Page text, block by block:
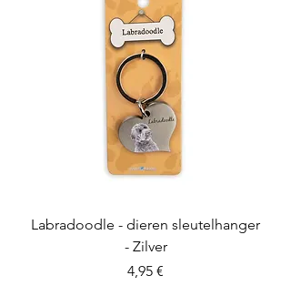
Labradoodle - dieren sleutelhanger
- Zilver
Preis
4,95 €